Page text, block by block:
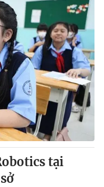
có sự chấp
khi phát hành lại
tại